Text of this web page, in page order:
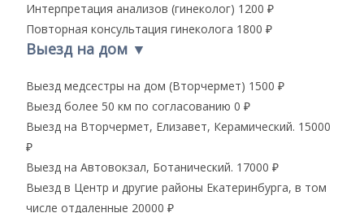
Интерпретация анализов (гинеколог) 1200 ₽
Повторная консультация гинеколога 1800 ₽
Выезд на дом ▼
Выезд медсестры на дом (Вторчермет) 1500 ₽
Выезд более 50 км по согласованию 0 ₽
Выезд на Вторчермет, Елизавет, Керамический. 15000
₽
Выезд на Автовокзал, Ботанический. 17000 ₽
Выезд в Центр и другие районы Екатеринбурга, в том
числе отдаленные 20000 ₽